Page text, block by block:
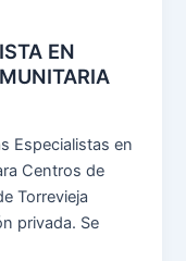
EN
Especialistas en
Centros de
Torrevieja
privada. Se